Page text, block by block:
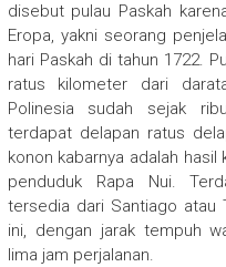
disebut pulau Paskah
Eropa, yakni seorang
hari Paskah di tahun 1722.
ratus kilometer dari
Polinesia sudah sejak
terdapat delapan ratus
konon kabarnya adalah hasil
penduduk Rapa Nui.
tersedia dari Santiago atau
ini, dengan jarak tempuh
lima jam perjalanan.